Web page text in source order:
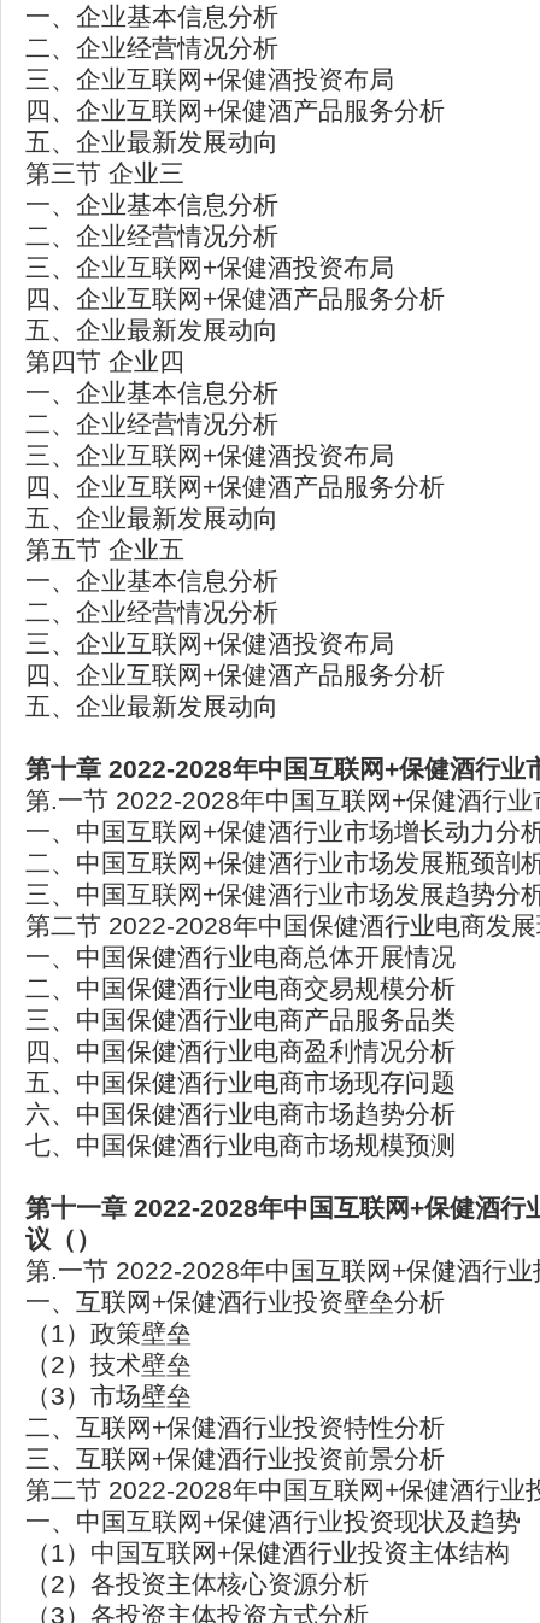
一、企业基本信息分析
二、企业经营情况分析
三、企业互联网+保健酒投资布局
四、企业互联网+保健酒产品服务分析
五、企业最新发展动向
第三节 企业三
一、企业基本信息分析
二、企业经营情况分析
三、企业互联网+保健酒投资布局
四、企业互联网+保健酒产品服务分析
五、企业最新发展动向
第四节 企业四
一、企业基本信息分析
二、企业经营情况分析
三、企业互联网+保健酒投资布局
四、企业互联网+保健酒产品服务分析
五、企业最新发展动向
第五节 企业五
一、企业基本信息分析
二、企业经营情况分析
三、企业互联网+保健酒投资布局
四、企业互联网+保健酒产品服务分析
五、企业最新发展动向
第十章 2022-2028年中国互联网+保健酒行业
第.一节 2022-2028年中国互联网+保健酒行
一、中国互联网+保健酒行业市场增长动力分
二、中国互联网+保健酒行业市场发展瓶颈剖
三、中国互联网+保健酒行业市场发展趋势分
第二节 2022-2028年中国保健酒行业电商发
一、中国保健酒行业电商总体开展情况
二、中国保健酒行业电商交易规模分析
三、中国保健酒行业电商产品服务品类
四、中国保健酒行业电商盈利情况分析
五、中国保健酒行业电商市场现存问题
六、中国保健酒行业电商市场趋势分析
七、中国保健酒行业电商市场规模预测
第十一章 2022-2028年中国互联网+保健酒行
议（）
第.一节 2022-2028年中国互联网+保健酒行
一、互联网+保健酒行业投资壁垒分析
（1）政策壁垒
（2）技术壁垒
（3）市场壁垒
二、互联网+保健酒行业投资特性分析
三、互联网+保健酒行业投资前景分析
第二节 2022-2028年中国互联网+保健酒行业
一、中国互联网+保健酒行业投资现状及趋势
（1）中国互联网+保健酒行业投资主体结构
（2）各投资主体核心资源分析
（3）各投资主体投资方式分析